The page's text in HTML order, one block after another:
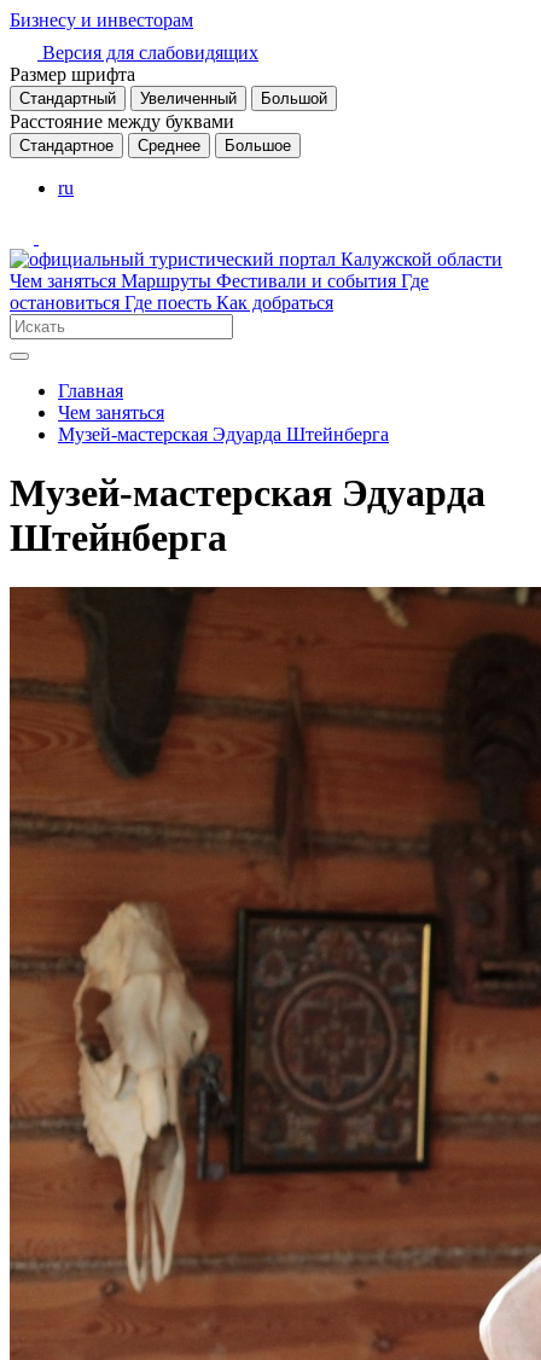
Бизнесу и инвесторам
Версия для слабовидящих
Размер шрифта
Стандартный Увеличенный Большой
Расстояние между буквами
Стандартное Среднее Большое
ru
Чем заняться Маршруты Фестивали и события Где
остановиться Где поесть Как добраться
Главная
Чем заняться
Музей-мастерская Эдуарда Штейнберга
Музей-мастерская Эдуарда
Штейнберга